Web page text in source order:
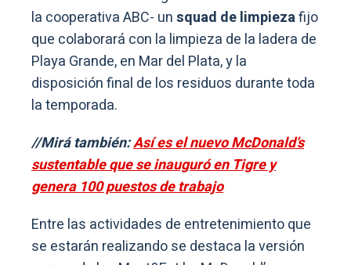
la cooperativa ABC- unsquad de limpiezafijo
que colaborará con la limpieza de la ladera de
Playa Grande, en Mar del Plata, y la
disposición final de los residuos durante toda
la temporada.
//Mirá también:Así es el nuevo McDonald’s
sustentable que se inauguró en Tigre y
genera 100 puestos de trabajo
Entre las actividades de entretenimiento que
se estarán realizando se destaca la versión